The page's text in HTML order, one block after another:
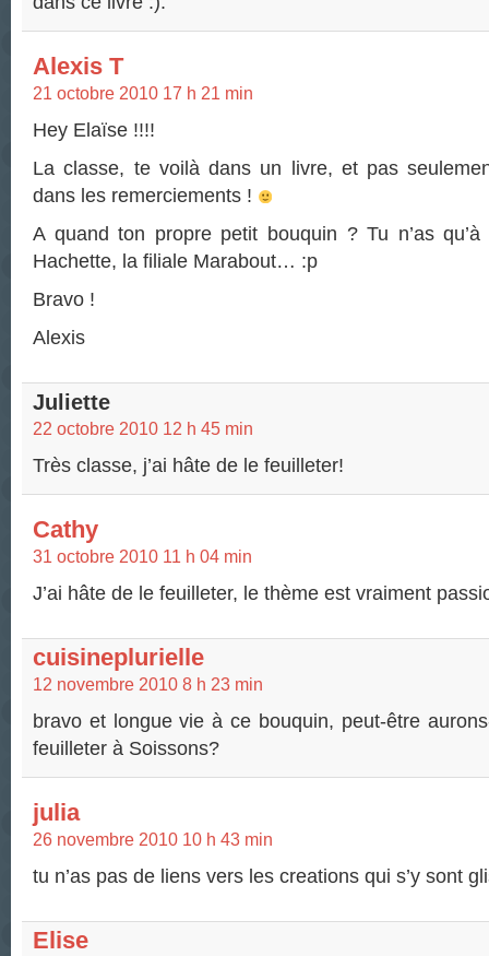
Alexis T
21 octobre 2010 17 h 21 min
Hey Elaïse !!!!
La classe, te voilà dans un livre, et pas
dans les remerciements !
A quand ton propre petit bouquin ? Tu n’as
Hachette, la filiale Marabout… :p
Bravo !
Alexis
Juliette
22 octobre 2010 12 h 45 min
Très classe, j’ai hâte de le feuilleter!
Cathy
31 octobre 2010 11 h 04 min
J’ai hâte de le feuilleter, le thème est vraiment
cuisineplurielle
12 novembre 2010 8 h 23 min
bravo et longue vie à ce bouquin, peut-être
feuilleter à Soissons?
julia
26 novembre 2010 10 h 43 min
tu n’as pas de liens vers les creations qui s’y sont
Elise